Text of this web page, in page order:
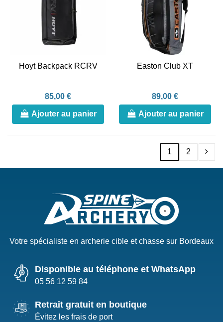
Hoyt Backpack RCRV
85,00 €
Ajouter au panier
Easton Club XT
89,00 €
Ajouter au panier
1 2
Votre spécialiste en archerie cible et chasse sur Bordeaux
Disponible au téléphone et WhatsApp
05 56 12 59 84
Retrait gratuit en boutique
Évitez les frais de port